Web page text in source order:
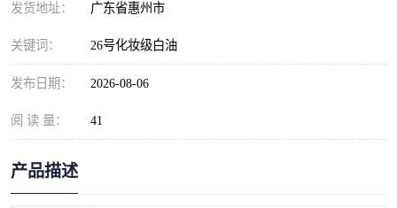
发货地址： 广东省惠州市
关键词： 26号化妆级白油
发布日期： 2026-08-06
阅 读 量： 41
产品描述